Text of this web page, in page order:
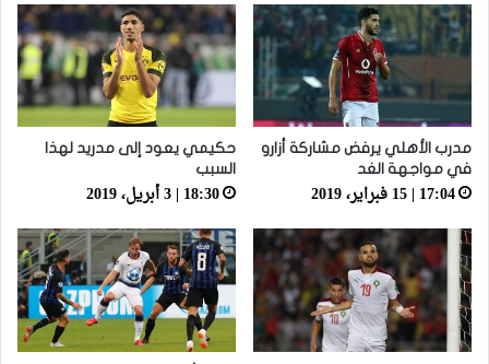
مدرب الأهلي يرفض مشاركة أزارو
في مواجهة الغد
17:04 | 15 فبراير، 2019
حكيمي يعود إلى مدريد لهذا
السبب
18:30 | 3 أبريل، 2019